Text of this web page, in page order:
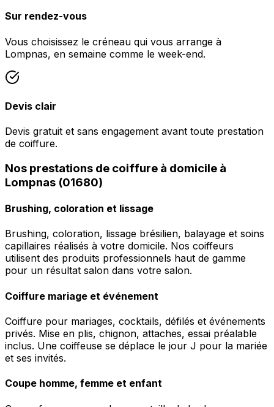
Sur rendez-vous
Vous choisissez le créneau qui vous arrange à
Lompnas, en semaine comme le week-end.
Devis clair
Devis gratuit et sans engagement avant toute prestation
de coiffure.
Nos prestations de coiffure à domicile à
Lompnas (01680)
Brushing, coloration et lissage
Brushing, coloration, lissage brésilien, balayage et soins
capillaires réalisés à votre domicile. Nos coiffeurs
utilisent des produits professionnels haut de gamme
pour un résultat salon dans votre salon.
Coiffure mariage et événement
Coiffure pour mariages, cocktails, défilés et événements
privés. Mise en plis, chignon, attaches, essai préalable
inclus. Une coiffeuse se déplace le jour J pour la mariée
et ses invités.
Coupe homme, femme et enfant